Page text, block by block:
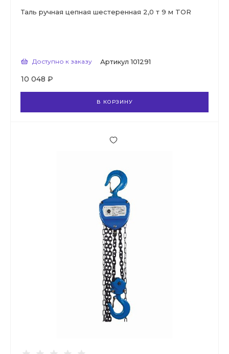
Таль ручная цепная шестеренная 2,0 т 9 м TOR
Доступно к заказу Артикул 101291
10 048 ₽
В КОРЗИНУ